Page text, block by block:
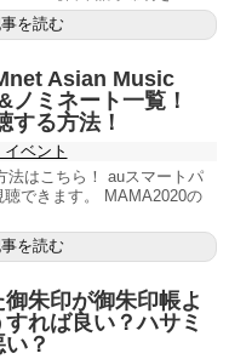
を読む
Asian Music
ミネート一覧！
する方法！
ベント
法はこちら！ auスマートパ
できます。 MAMA2020の
を読む
朱印が御朱印帳よ
れば良い？ハサミ
？